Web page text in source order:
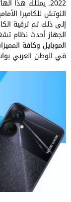
الجهاز أحدث نظام
الموبايل وكافة
في الوطن العربي